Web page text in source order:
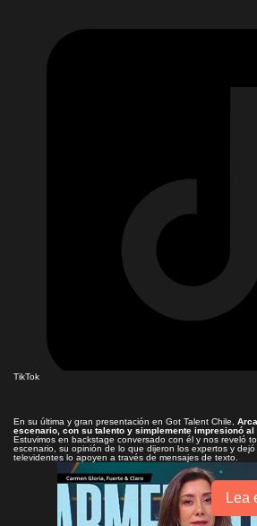
TikTok
En su última y gran presentación en Got Talent Chile,
escenario, con su talento y simplemente impresionó al
Estuvimos en backstage conversado con él y nos reveló
escenario, su opinión de lo que dijeron los expertos y
televidentes lo apoyen a través de mensajes de texto.
Lea